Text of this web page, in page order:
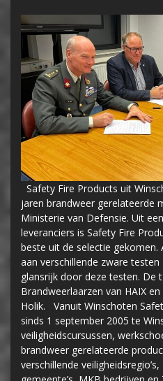
Safety Fire Products uit
jaren brandweer gerelateerde
Ministerie van Defensie. Uit
leveranciers is Safety Fire
beste uit de selectie gekomen.
aan verschillende zware
glansrijk door deze testen. De
Brandweerlaarzen van HAIX
Holik. Vanuit Winschoten
sinds 1 september 2005 te
veiligheidscursussen,
brandweer gerelateerde
verschillende